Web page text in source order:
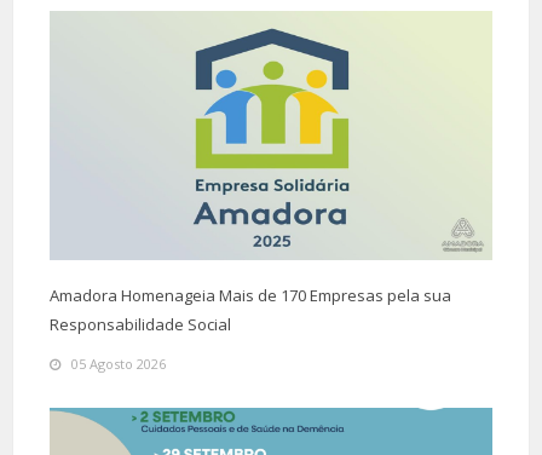
Amadora Homenageia Mais de 170 Empresas pela sua
Responsabilidade Social
05 Agosto 2026